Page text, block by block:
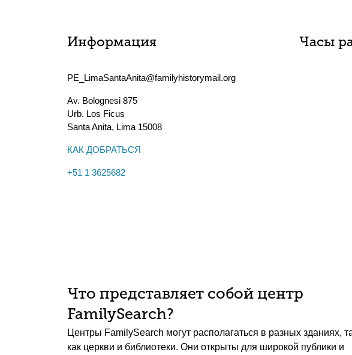
Информация
PE_LimaSantaAnita@familyhistorymail.org
Av. Bolognesi 875
Urb. Los Ficus
Santa Anita, Lima 15008
КАК ДОБРАТЬСЯ
+51 1 3625682
Часы
Что представляет собой центр
FamilySearch?
Центры FamilySearch могут располагаться в разных зданиях,
как церкви и библиотеки. Они открыты для широкой публики и